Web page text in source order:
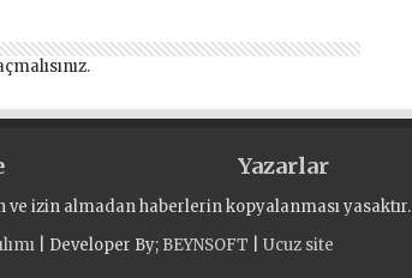
.
Yazarlar
izin almadan haberlerin kopyalanması yasaktır.
| Developer By; BEYNSOFT Ucuz site